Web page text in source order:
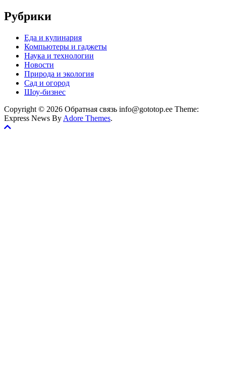
Рубрики
Еда и кулинария
Компьютеры и гаджеты
Наука и технологии
Новости
Природа и экология
Сад и огород
Шоу-бизнес
Copyright © 2026 Обратная связь info@gototop.ee Theme:
Express News By Adore Themes.